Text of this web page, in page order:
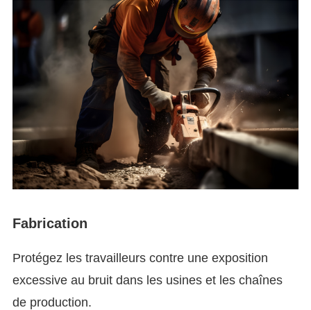
Fabrication
Protégez les travailleurs contre une exposition
excessive au bruit dans les usines et les chaînes
de production.